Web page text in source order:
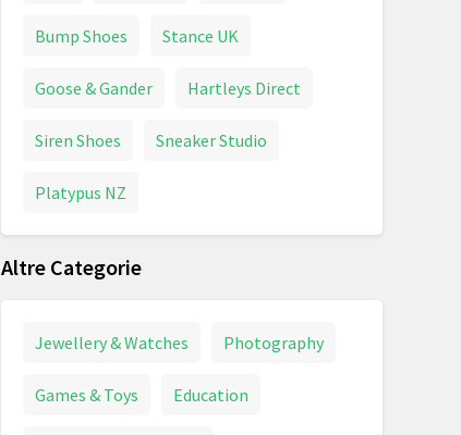
Bump Shoes Stance UK
Goose & Gander Hartleys Direct
Siren Shoes Sneaker Studio
Platypus NZ
Altre Categorie
Jewellery & Watches Photography
Games & Toys Education